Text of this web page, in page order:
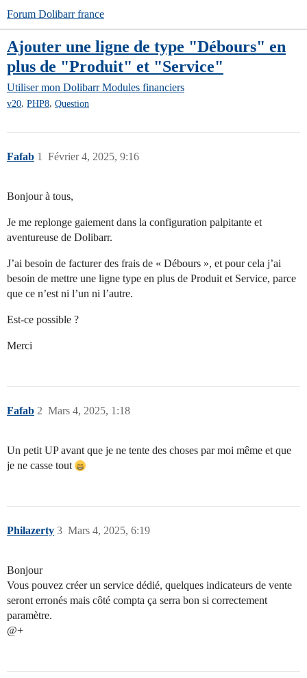
Forum Dolibarr france
Ajouter une ligne de type "Débours" en
plus de "Produit" et "Service"
Utiliser mon Dolibarr Modules financiers
v20, PHP8, Question
Fafab Février 4, 2025, 9:16
1
Bonjour à tous,
Je me replonge gaiement dans la configuration palpitante et
aventureuse de Dolibarr.
J’ai besoin de facturer des frais de « Débours », et pour cela j’ai
besoin de mettre une ligne type en plus de Produit et Service, parce
que ce n’est ni l’un ni l’autre.
Est-ce possible ?
Merci
Fafab Mars 4, 2025, 1:18
2
Un petit UP avant que je ne tente des choses par moi même et que
je ne casse tout
Philazerty Mars 4, 2025, 6:19
3
Bonjour
Vous pouvez créer un service dédié, quelques indicateurs de vente
seront erronés mais côté compta ça serra bon si correctement
paramètre.
@+